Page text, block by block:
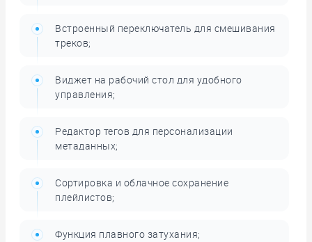
Встроенный переключатель для смешивания
треков;
Виджет на рабочий стол для удобного
управления;
Редактор тегов для персонализации
метаданных;
Сортировка и облачное сохранение
плейлистов;
Функция плавного затухания;